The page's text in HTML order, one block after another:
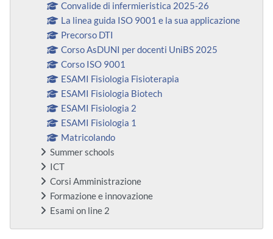
Convalide di infermieristica 2025-26
La linea guida ISO 9001 e la sua applicazione
Precorso DTI
Corso AsDUNI per docenti UniBS 2025
Corso ISO 9001
ESAMI Fisiologia Fisioterapia
ESAMI Fisiologia Biotech
ESAMI Fisiologia 2
ESAMI Fisiologia 1
Matricolando
Summer schools
ICT
Corsi Amministrazione
Formazione e innovazione
Esami on line 2